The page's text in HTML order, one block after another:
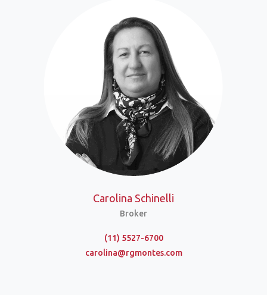
Carolina Schinelli
Broker
(11) 5527-6700
carolina@rgmontes.com